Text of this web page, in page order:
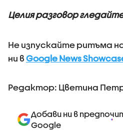
Целия разговор
Не изпускайте ритъма
ни в Google News
Редактор: Цветина
Добави ни в
Google